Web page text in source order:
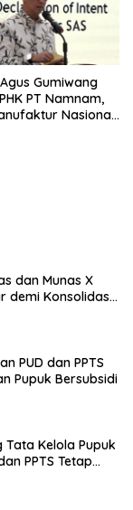
Gumiwang
PT Namnam,
Nasional
dan Munas X
demi Konsolidasi
PUD dan PPTS
Pupuk Bersubsidi
Kelola Pupuk
PPTS Tetap